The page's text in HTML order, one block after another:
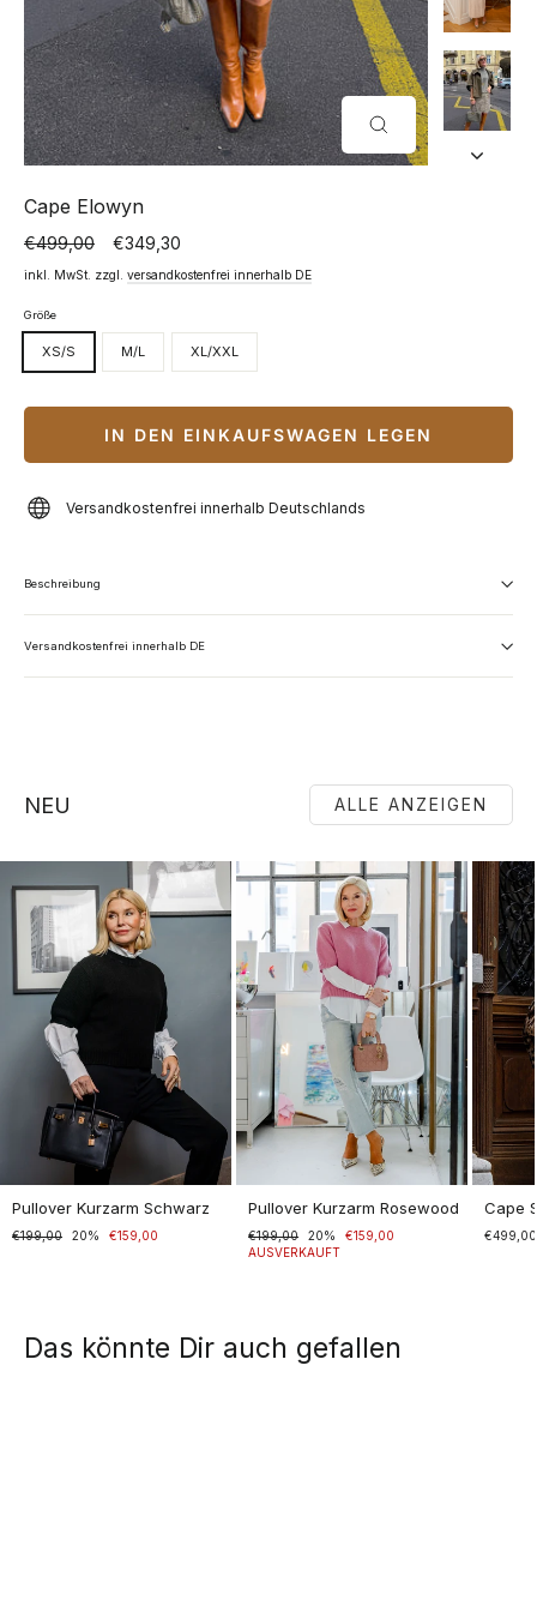
SCHLIESSEN (
ESC)
Cape Elowyn
Normaler
Preis
€499,00
Sonderpreis €349,30
inkl. MwSt. zzgl. versandkostenfrei innerhalb DE
Größe
XS/S M/L XL/XXL
IN DEN EINKAUFSWAGEN LEGEN
Versandkostenfrei innerhalb Deutschlands
Beschreibung
Versandkostenfrei innerhalb DE
NEU ALLE ANZEIGEN
Pullover Kurzarm Schwarz
Normaler
€199,00
Sonderpreis20% €159,00
Pullover Kurzarm Rosewood
Normaler
Preis
€199,00
Sonderpreis20%
€159,00
AUSVERKAUFT
Cape
€499,00
Das könnte Dir auch gefallen